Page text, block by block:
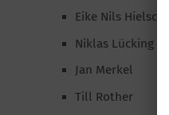
Eike Nils Hielscher
Niklas Lücking
Jan Merkel
Till Rother